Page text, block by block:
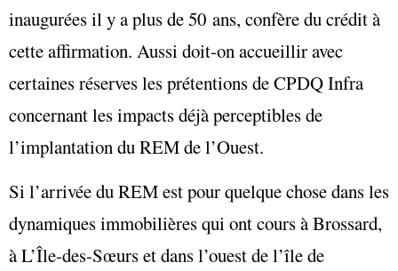
inaugurées il y a plus de 50 ans, confère du crédit à
cette affirmation. Aussi doit-on accueillir avec
certaines réserves les prétentions de CPDQ Infra
concernant les impacts déjà perceptibles de
l’implantation du REM de l’Ouest.
Si l’arrivée du REM est pour quelque chose dans les
dynamiques immobilières qui ont cours à Brossard,
à L’Île-des-Sœurs et dans l’ouest de l’île de